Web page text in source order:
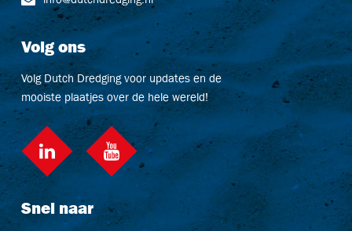
Volg ons
Volg Dutch Dredging voor updates en de
mooiste plaatjes over de hele wereld!
LinkedIn social::youtube
Snel naar